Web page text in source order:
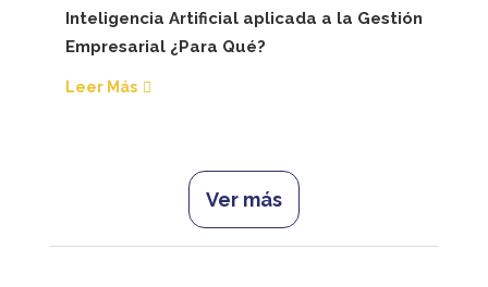
Inteligencia Artificial aplicada a la Gestión
Empresarial ¿Para Qué?
Leer Más
Ver más